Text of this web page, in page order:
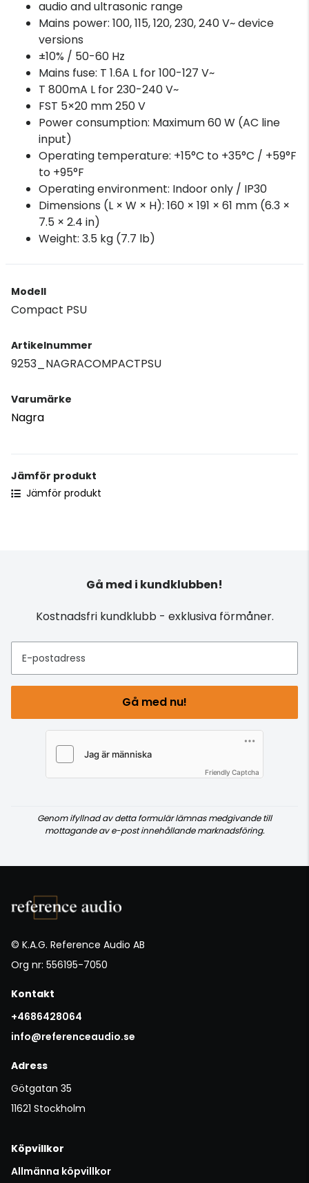
audio and ultrasonic range
Mains power: 100, 115, 120, 230, 240 V~ device
versions
±10% / 50-60 Hz
Mains fuse: T 1.6A L for 100-127 V~
T 800mA L for 230-240 V~
FST 5×20 mm 250 V
Power consumption: Maximum 60 W (AC line
input)
Operating temperature: +15°C to +35°C / +59°F
to +95°F
Operating environment: Indoor only / IP30
Dimensions (L × W × H): 160 × 191 × 61 mm (6.3 ×
7.5 × 2.4 in)
Weight: 3.5 kg (7.7 lb)
Modell
Compact PSU
Artikelnummer
9253_NAGRACOMPACTPSU
Varumärke
Nagra
Jämför produkt
Jämför produkt
Gå med i kundklubben!
Kostnadsfri kundklubb - exklusiva förmåner.
E-postadress
Gå med nu!
Friendly Captcha
Genom ifyllnad av detta formulär lämnas medgivande till
mottagande av e-post innehållande marknadsföring.
© K.A.G. Reference Audio AB
Org nr: 556195-7050
Kontakt
+4686428064
info@referenceaudio.se
Adress
Götgatan 35
11621 Stockholm
Köpvillkor
Allmänna köpvillkor